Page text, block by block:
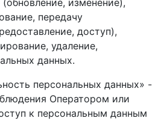
изменение),
передачу
доступ),
удаление,
данных.
персональных данных» -
Оператором или
к персональным данным